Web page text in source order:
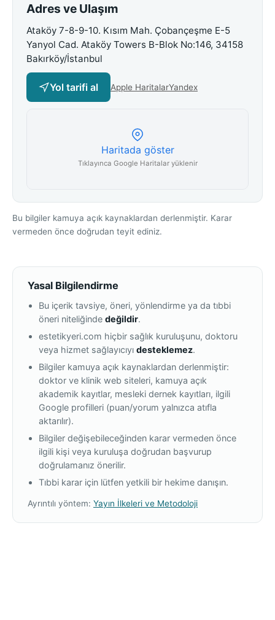
Adres ve Ulaşım
Ataköy 7-8-9-10. Kısım Mah. Çobançeşme E-5
Yanyol Cad. Ataköy Towers B-Blok No:146, 34158
Bakırköy/İstanbul
Yol tarifi al Apple HaritalarYandex
Haritada göster
Tıklayınca Google Haritalar yüklenir
Bu bilgiler kamuya açık kaynaklardan derlenmiştir. Karar
vermeden önce doğrudan teyit ediniz.
Yasal Bilgilendirme
Bu içerik tavsiye, öneri, yönlendirme ya da tıbbi
öneri niteliğinde değildir.
estetikyeri.com hiçbir sağlık kuruluşunu, doktoru
veya hizmet sağlayıcıyı desteklemez.
Bilgiler kamuya açık kaynaklardan derlenmiştir:
doktor ve klinik web siteleri, kamuya açık
akademik kayıtlar, mesleki dernek kayıtları, ilgili
Google profilleri (puan/yorum yalnızca atıfla
aktarılır).
Bilgiler değişebileceğinden karar vermeden önce
ilgili kişi veya kuruluşa doğrudan başvurup
doğrulamanız önerilir.
Tıbbi karar için lütfen yetkili bir hekime danışın.
Ayrıntılı yöntem: Yayın İlkeleri ve Metodoloji